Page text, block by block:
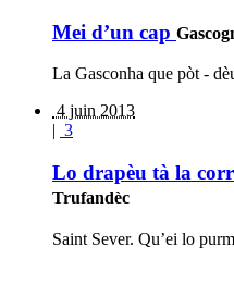
Mei d’un cap
La Gasconha que pòt -
4 juin 2013
| 3
Lo drapèu tà la
Trufandèc
Saint Sever. Qu’ei lo